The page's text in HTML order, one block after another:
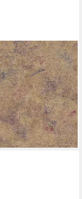
Used Look